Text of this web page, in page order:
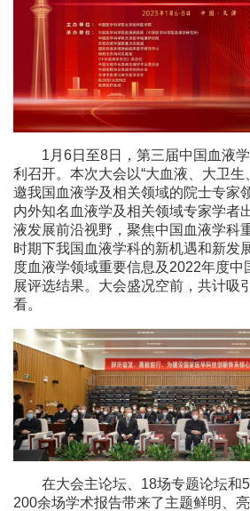
1月6日至8日，第三届中国血液
利召开。本次大会以“大血液、大卫生
邀我国血液学及相关领域的院士专家
内外知名血液学及相关领域专家学者
液发展前沿视野，聚焦中国血液学科
时期下我国血液学科的新机遇和新发
度血液学领域重要信息及2022年度中
展评选结果。大会盛况空前，共计吸
看。
在大会主论坛、18场专题论坛和
200余场学术报告带来了主题鲜明、